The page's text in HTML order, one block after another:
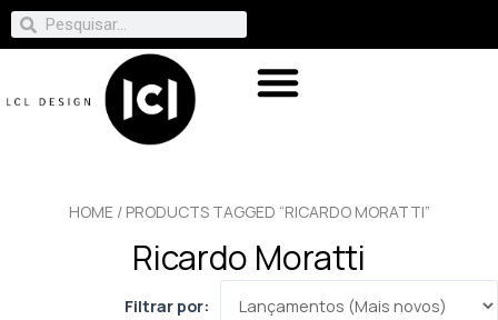
HOME/ PRODUCTS TAGGED “RICARDO MORATTI”
Ricardo Moratti
Filtrar por: